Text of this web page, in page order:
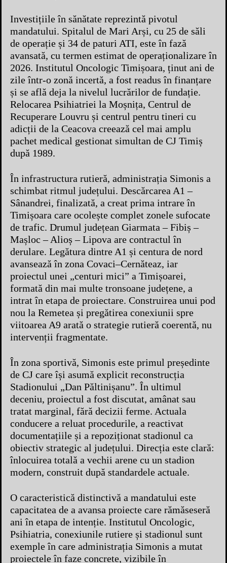
Investițiile în sănătate reprezintă pivotul
mandatului. Spitalul de Mari Arși, cu 25 de săli
de operație și 34 de paturi ATI, este în fază
avansată, cu termen estimat de operaționalizare în
2026. Institutul Oncologic Timișoara, ținut ani de
zile într-o zonă incertă, a fost readus în finanțare
și se află deja la nivelul lucrărilor de fundație.
Relocarea Psihiatriei la Moșnița, Centrul de
Recuperare Louvru și centrul pentru tineri cu
adicții de la Ceacova creează cel mai amplu
pachet medical gestionat simultan de CJ Timiș
după 1989.
În infrastructura rutieră, administrația Simonis a
schimbat ritmul județului. Descărcarea A1 –
Sânandrei, finalizată, a creat prima intrare în
Timișoara care ocolește complet zonele sufocate
de trafic. Drumul județean Giarmata – Fibiș –
Mașloc – Alioș – Lipova are contractul în
derulare. Legătura dintre A1 și centura de nord
avansează în zona Covaci–Cernăteaz, iar
proiectul unei „centuri mici” a Timișoarei,
formată din mai multe tronsoane județene, a
intrat în etapa de proiectare. Construirea unui pod
nou la Remetea și pregătirea conexiunii spre
viitoarea A9 arată o strategie rutieră coerentă, nu
intervenții fragmentate.
În zona sportivă, Simonis este primul președinte
de CJ care își asumă explicit reconstrucția
Stadionului „Dan Păltinișanu”. În ultimul
deceniu, proiectul a fost discutat, amânat sau
tratat marginal, fără decizii ferme. Actuala
conducere a reluat procedurile, a reactivat
documentațiile și a repoziționat stadionul ca
obiectiv strategic al județului. Direcția este clară:
înlocuirea totală a vechii arene cu un stadion
modern, construit după standardele actuale.
O caracteristică distinctivă a mandatului este
capacitatea de a avansa proiecte care rămăseseră
ani în etapa de intenție. Institutul Oncologic,
Psihiatria, conexiunile rutiere și stadionul sunt
exemple în care administrația Simonis a mutat
proiectele în faze concrete, vizibile în